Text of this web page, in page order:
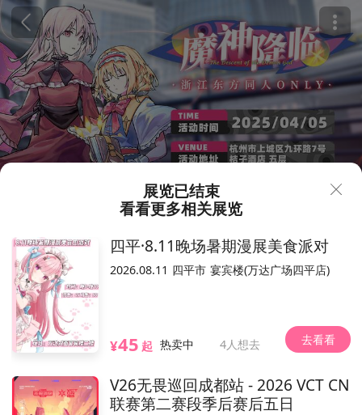
杭州·东方同人Only-魔神降临
2025.04.05（以现场为准） 184人想去
桔子酒店九堡客运站店
九堡街道九环路7号 位置
不可退 可换票 电子票/兑换票
展览已结束
看看更多相关展览
四平·8.11晚场暑期漫展美食派对
2026.08.11 四平市 宴宾楼(万达广场四平店)
¥45 起 热卖中 4人想去 去看看
V26无畏巡回成都站 - 2026 VCT CN
联赛第二赛段季后赛后五日